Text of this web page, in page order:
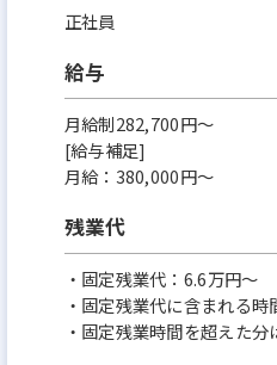
正社員
給与
月給制282,700円～
[給与補足]
月給：380,000円～
残業代
・固定残業代：6.6万円～
・固定残業代に含まれる
・固定残業時間を超えた分